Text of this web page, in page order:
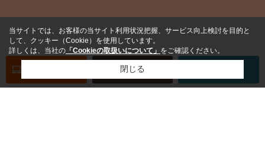
お問い合わせ
当サイトでは、お客様の当サイト利用状況把握、サービス向上検討を目的と
して、クッキー（Cookie）を使用しています。
詳しくは、当社の 「Cookieの取扱いについて」 をご確認ください。
閉じる